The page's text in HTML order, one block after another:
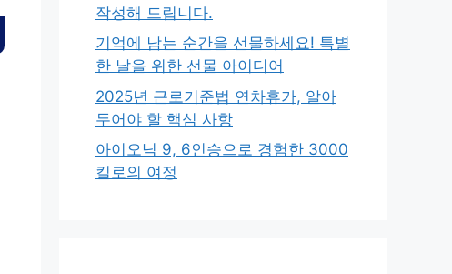
작성해 드립니다.
기억에 남는 순간을 선물하세요! 특별
한 날을 위한 선물 아이디어
2025년 근로기준법 연차휴가, 알아
두어야 할 핵심 사항
아이오닉 9, 6인승으로 경험한 3000
킬로의 여정